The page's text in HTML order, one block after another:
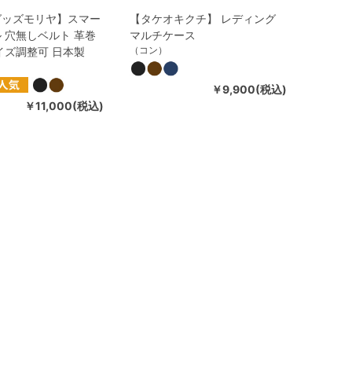
ッズモリヤ】スマー
穴無しベルト 革巻
ズ調整可 日本製
￥11,000(税込)
【タケオキクチ】 レディング
マルチケース
（コン）
￥9,900(税込)